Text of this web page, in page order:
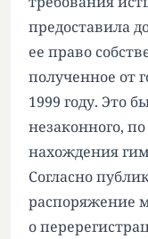
предоставила
ее право
полученное от
1999 году. Это
незаконного,
нахождения
Согласно
распоряжение
о